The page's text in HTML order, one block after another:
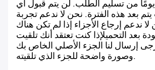
غضون 30 يومًا من تسليم الطلب. لن يتم قبول أي
بعد هذه الفترة. نحن لا ندعم تجربة
لا ندعم إرجاع الأجزاء إذا لم تكن هناك
بعد التحميلإذا كنت تعتقد أنك تلقيت
إرسال لنا الجزء الأصلي الخاص بك
وصورة واضحة للجزء الذي تلقيته.